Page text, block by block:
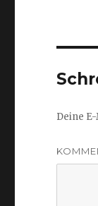
Deine